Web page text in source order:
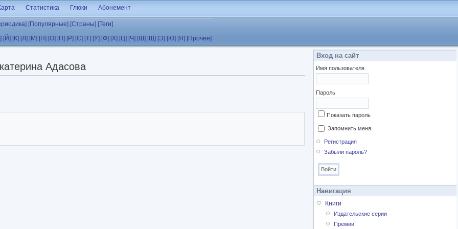
Статистика Глюки Абонемент
[Популярные] [Страны] [Теги]
[Й] [К] [Л] [М] [Н] [О] [П] [Р] [С] [Т] [У] [Ф] [Х] [Ц] [Ч] [Ш] [Щ] [Э] [Ю] [Я] [Прочее]
Адасова
Вход на сайт
Имя пользователя
Пароль
Показать пароль
Запомнить меня
Регистрация
Забыли пароль?
Навигация
Книги
Издательские серии
Премии